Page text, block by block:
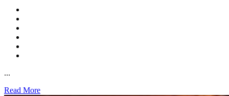
...
Read More